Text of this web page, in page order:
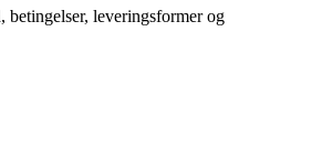
betingelser, leveringsformer og